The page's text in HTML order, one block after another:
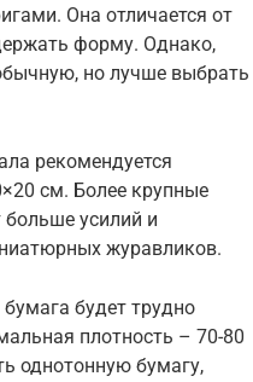
Она отличается от
форму. Однако,
но лучше выбрать
рекомендуется
см. Более крупные
усилий и
журавликов.
будет трудно
плотность – 70-80
однотонную бумагу,